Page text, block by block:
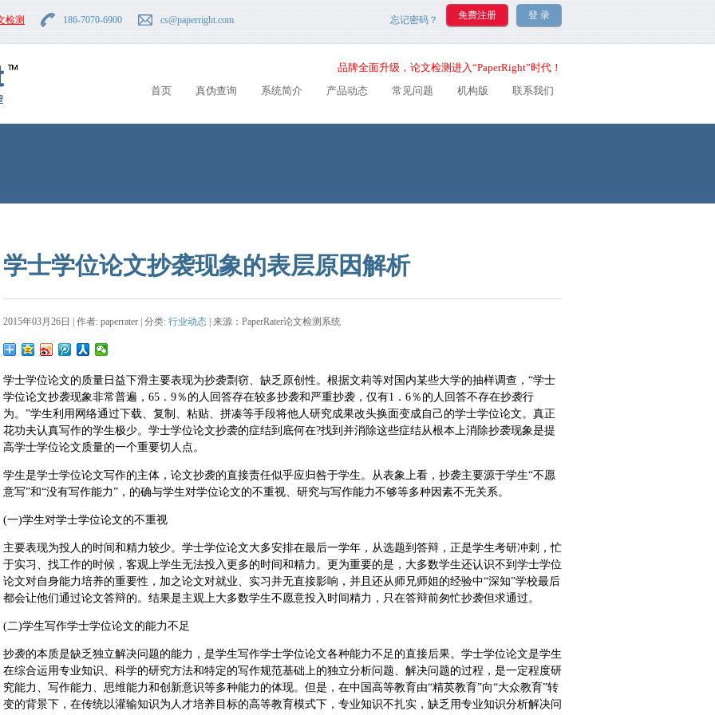
检测 186-7070-6900 cs@paperright.com 忘记密码？
品牌全面升级，论文检测进入“PaperRight”时代！
首页
真伪查询 系统简介 产品动态 常见问题 机构版 联系我们
学士学位论文抄袭现象的表层原因解析
2015年03月26日 | 作者: paperrater | 分类: 行业动态 | 来源：PaperRater论文检测系统
学士学位论文的质量日益下滑主要表现为抄袭剽窃、缺乏原创性。根据文莉等对国内某些大学的抽样调查，“学士
学位论文抄袭现象非常普遍，65．9％的人回答存在较多抄袭和严重抄袭，仅有1．6％的人回答不存在抄袭行
为。”学生利用网络通过下载、复制、粘贴、拼凑等手段将他人研究成果改头换面变成自己的学士学位论文。真正
花功夫认真写作的学生极少。学士学位论文抄袭的症结到底何在?找到并消除这些症结从根本上消除抄袭现象是提
高学士学位论文质量的一个重要切人点。
学生是学士学位论文写作的主体，论文抄袭的直接责任似乎应归咎于学生。从表象上看，抄袭主要源于学生“不愿
意写”和“没有写作能力”，的确与学生对学位论文的不重视、研究与写作能力不够等多种因素不无关系。
(一)学生对学士学位论文的不重视
主要表现为投人的时间和精力较少。学士学位论文大多安排在最后一学年，从选题到答辩，正是学生考研冲刺，忙
于实习、找工作的时候，客观上学生无法投入更多的时间和精力。更为重要的是，大多数学生还认识不到学士学位
论文对自身能力培养的重要性，加之论文对就业、实习并无直接影响，并且还从师兄师姐的经验中“深知”学校最后
都会让他们通过论文答辩的。结果是主观上大多数学生不愿意投入时间精力，只在答辩前匆忙抄袭但求通过。
(二)学生写作学士学位论文的能力不足
抄袭的本质是缺乏独立解决问题的能力，是学生写作学士学位论文各种能力不足的直接后果。学士学位论文是学生
在综合运用专业知识、科学的研究方法和特定的写作规范基础上的独立分析问题、解决问题的过程，是一定程度研
究能力、写作能力、思维能力和创新意识等多种能力的体现。但是，在中国高等教育由“精英教育”向“大众教育”转
变的背景下，在传统以灌输知识为人才培养目标的高等教育模式下，专业知识不扎实，缺乏用专业知识分析解决问